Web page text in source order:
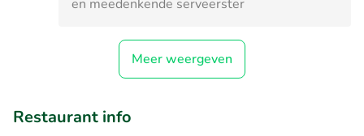
en meedenkende serveerster
Meer weergeven
Restaurant info